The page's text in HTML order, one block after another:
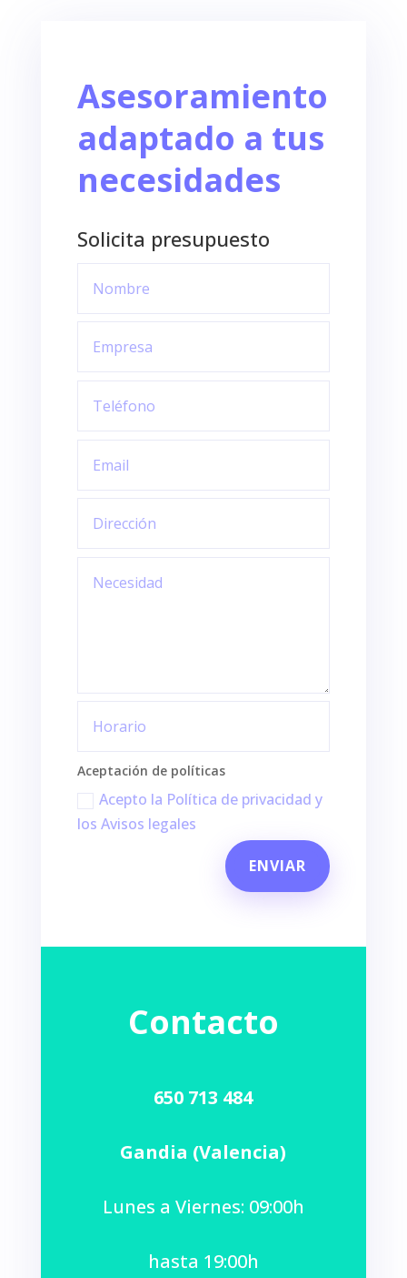
Asesoramiento
adaptado a tus
necesidades
Solicita presupuesto
Aceptación de políticas
Acepto la Política de privacidad y
los Avisos legales
ENVIAR
Contacto
650 713 484
Gandia (Valencia)
Lunes a Viernes: 09:00h
hasta 19:00h